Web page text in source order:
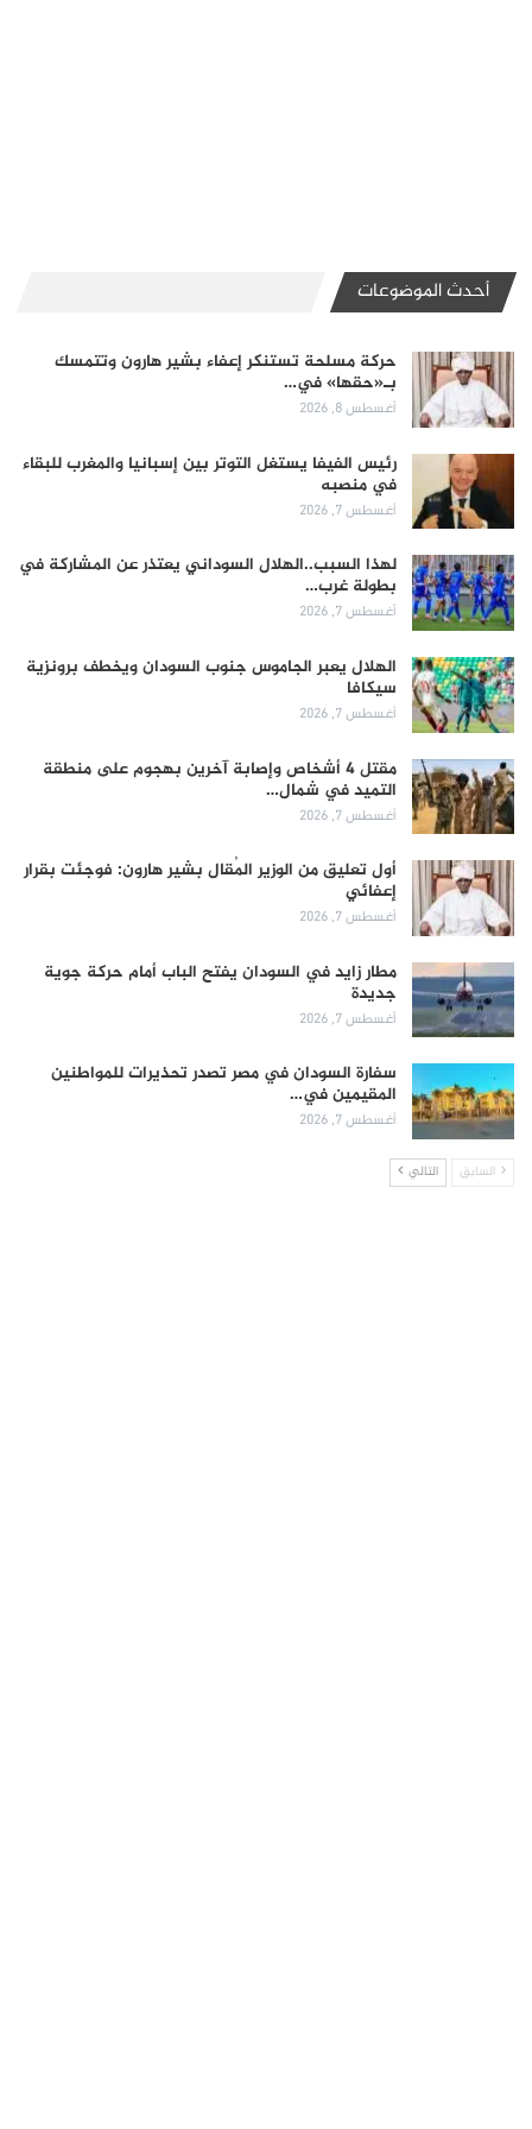
أحدث الموضوعات
حركة مسلحة تستنكر إعفاء بشير هارون وتتمسك
بـ«حقها» في…
أغسطس 8, 2026
رئيس الفيفا يستغل التوتر بين إسبانيا والمغرب للبقاء
في منصبه
أغسطس 7, 2026
لهذا السبب..الهلال السوداني يعتذر عن المشاركة في
بطولة غرب…
أغسطس 7, 2026
الهلال يعبر الجاموس جنوب السودان ويخطف برونزية
سيكافا
أغسطس 7, 2026
مقتل 4 أشخاص وإصابة آخرين بهجوم على منطقة
التميد في شمال…
أغسطس 7, 2026
أول تعليق من الوزير المُقال بشير هارون: فوجئت بقرار
إعفائي
أغسطس 7, 2026
مطار زايد في السودان يفتح الباب أمام حركة جوية
جديدة
أغسطس 7, 2026
سفارة السودان في مصر تصدر تحذيرات للمواطنين
المقيمين في…
أغسطس 7, 2026
السابق التالي